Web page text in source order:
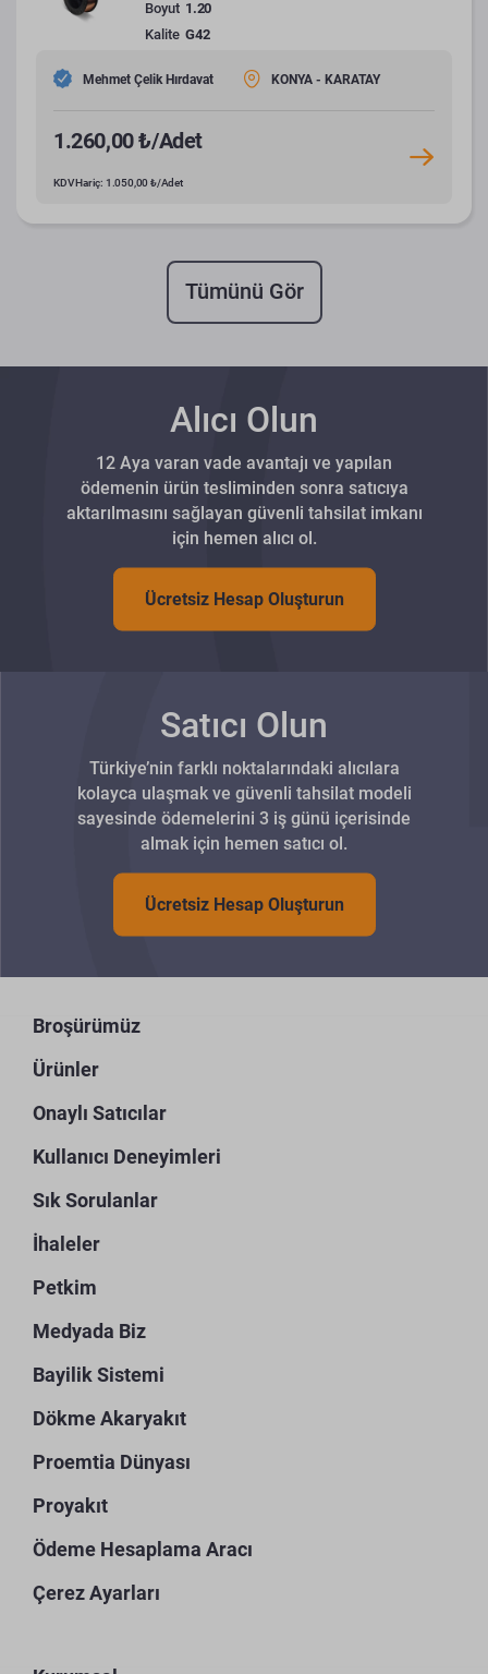
Boyut 1.20
Kalite G42
Mehmet Çelik Hırdavat KONYA - KARATAY
1.260,00 ₺/Adet
KDV Hariç: 1.050,00 ₺/Adet
Tümünü Gör
Alıcı Olun
12 Aya varan vade avantajı ve yapılan
ödemenin ürün tesliminden sonra satıcıya
aktarılmasını sağlayan güvenli tahsilat imkanı
için hemen alıcı ol.
Ücretsiz Hesap Oluşturun
Satıcı Olun
Türkiye’nin farklı noktalarındaki alıcılara
kolayca ulaşmak ve güvenli tahsilat modeli
sayesinde ödemelerini 3 iş günü içerisinde
almak için hemen satıcı ol.
Ücretsiz Hesap Oluşturun
Broşürümüz
Ürünler
Onaylı Satıcılar
Kullanıcı Deneyimleri
Sık Sorulanlar
İhaleler
Petkim
Medyada Biz
Bayilik Sistemi
Dökme Akaryakıt
Proemtia Dünyası
Proyakıt
Ödeme Hesaplama Aracı
Çerez Ayarları